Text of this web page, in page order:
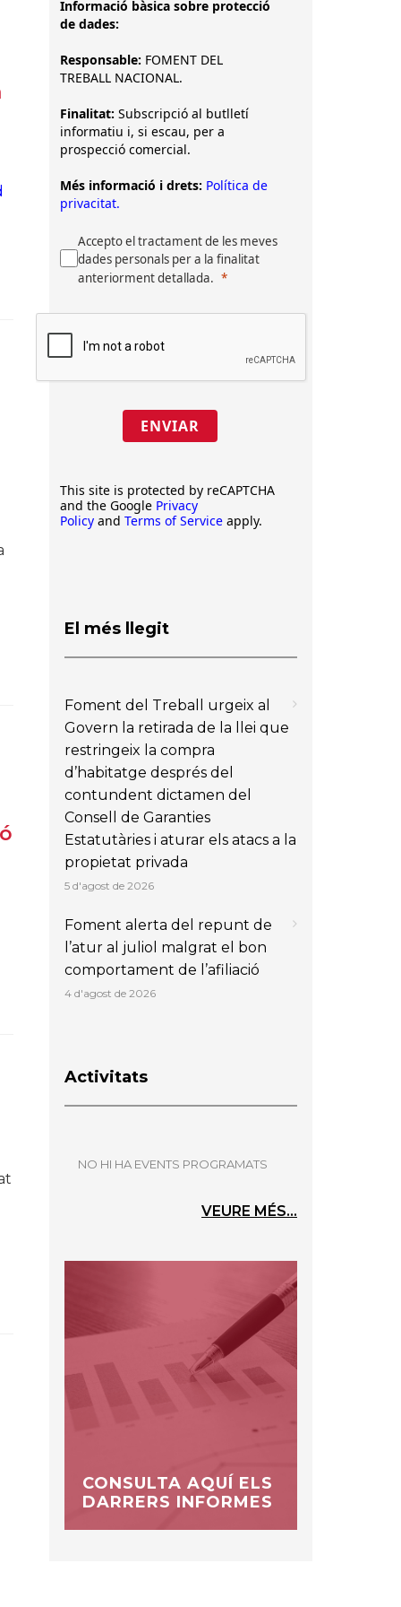
Informació bàsica sobre protecció
de dades:
Responsable: FOMENT DEL
TREBALL NACIONAL.
Finalitat: Subscripció al butlletí
informatiu i, si escau, per a
prospecció comercial.
Més informació i drets: Política de
privacitat.
Accepto el tractament de les meves
dades personals per a la finalitat
anteriorment detallada.
ENVIAR
This site is protected by reCAPTCHA
and the Google Privacy
Policy and Terms of Service apply.
El més llegit
Foment del Treball urgeix al
Govern la retirada de la llei que
restringeix la compra
d’habitatge després del
contundent dictamen del
Consell de Garanties
Estatutàries i aturar els atacs a la
propietat privada
5 d'agost de 2026
Foment alerta del repunt de
l’atur al juliol malgrat el bon
comportament de l’afiliació
4 d'agost de 2026
Activitats
NO HI HA EVENTS PROGRAMATS
VEURE MÉS...
CONSULTA AQUÍ ELS
DARRERS INFORMES